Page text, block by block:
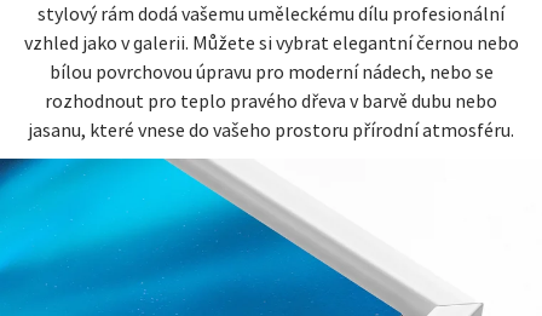
stylový rám dodá vašemu uměleckému dílu profesionální
vzhled jako v galerii. Můžete si vybrat elegantní černou nebo
bílou povrchovou úpravu pro moderní nádech, nebo se
rozhodnout pro teplo pravého dřeva v barvě dubu nebo
jasanu, které vnese do vašeho prostoru přírodní atmosféru.